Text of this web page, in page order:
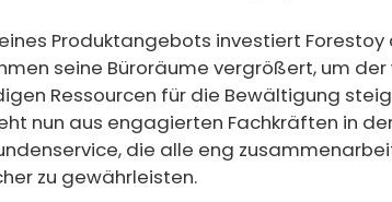
Produktangebots investiert
seine Büroräume vergrößert, um
Ressourcen für die Bewältigung
nun aus engagierten Fachkräften in
die alle eng
zu gewährleisten.